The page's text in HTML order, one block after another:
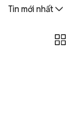
Tin mới nhất